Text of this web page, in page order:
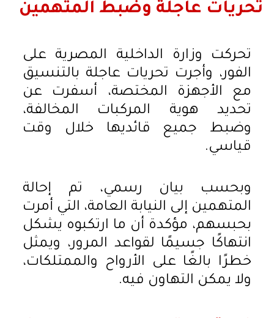
تحريات عاجلة وضبط المتهمين
تحركت وزارة الداخلية المصرية على
الفور، وأجرت تحريات عاجلة بالتنسيق
مع الأجهزة المختصة، أسفرت عن
تحديد هوية المركبات المخالفة،
وضبط جميع قائديها خلال وقت
قياسي.
وبحسب بيان رسمي، تم إحالة
المتهمين إلى النيابة العامة، التي أمرت
بحبسهم، مؤكدة أن ما ارتكبوه يشكل
انتهاكًا جسيمًا لقواعد المرور، ويمثل
خطرًا بالغًا على الأرواح والممتلكات،
ولا يمكن التهاون فيه.